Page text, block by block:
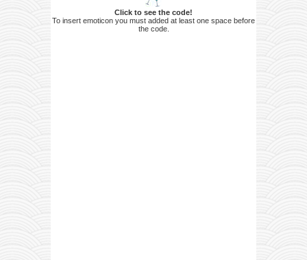
Click to see the code!
To insert emoticon you must added at least one space before
the code.